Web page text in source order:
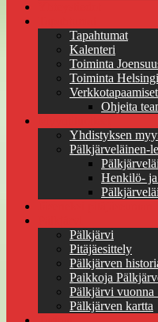
Tapahtumat
Kalenteri
Toiminta
Toiminta
Verkkotapaamiset
Ohjeita
Yhdistyksen
Pälkjärveläinen-
Henkilö-
Pälkjärvi
Pitäjäesittely
Pälkjärven
Paikkoja
Pälkjärvi vuonna
Pälkjärven kartta